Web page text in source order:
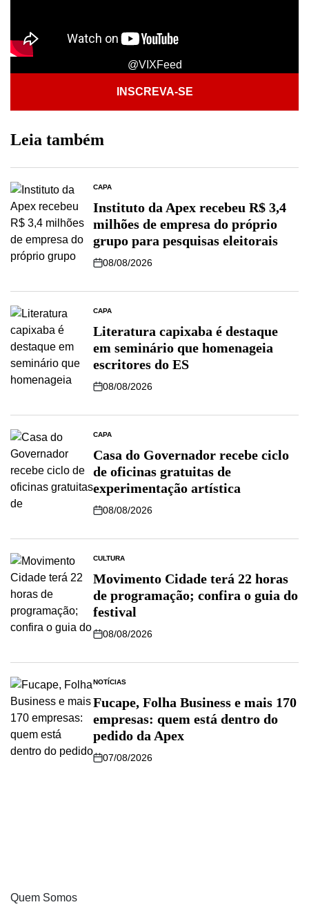
@VIXFeed
INSCREVA-SE
Leia também
CAPA
Instituto da Apex recebeu R$ 3,4
milhões de empresa do próprio
grupo para pesquisas eleitorais
08/08/2026
CAPA
Literatura capixaba é destaque
em seminário que homenageia
escritores do ES
08/08/2026
CAPA
Casa do Governador recebe ciclo
de oficinas gratuitas de
experimentação artística
08/08/2026
CULTURA
Movimento Cidade terá 22 horas
de programação; confira o guia do
festival
08/08/2026
NOTÍCIAS
Fucape, Folha Business e mais 170
empresas: quem está dentro do
pedido da Apex
07/08/2026
Quem Somos